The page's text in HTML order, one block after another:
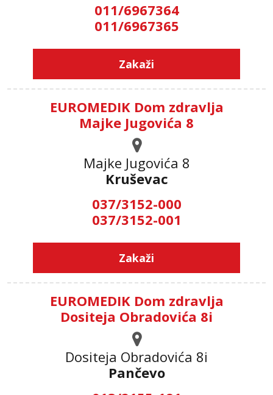
011/6967364
011/6967365
Zakaži
EUROMEDIK Dom zdravlja
Majke Jugovića 8
Majke Jugovića 8
Kruševac
037/3152-000
037/3152-001
Zakaži
EUROMEDIK Dom zdravlja
Dositeja Obradovića 8i
Dositeja Obradovića 8i
Pančevo